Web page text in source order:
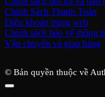
Chính Sách Thanh Toán
Điều khoản trang web
Chính sách bảo vệ thông
Vận chuyển và giao hàng
© Bản quyền thuộc về